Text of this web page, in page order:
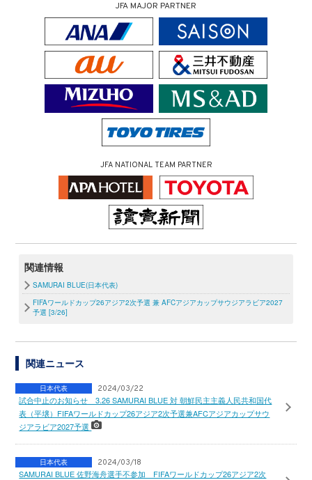
JFA MAJOR PARTNER
JFA NATIONAL TEAM PARTNER
関連情報
SAMURAI BLUE(日本代表)
FIFAワールドカップ26アジア2次予選 兼 AFCアジアカップサウジアラビア2027
予選 [3/26]
関連ニュース
日本代表 2024/03/22
試合中止のお知らせ 3.26 SAMURAI BLUE 対 朝鮮民主主義人民共和国代
表（平壌）FIFAワールドカップ26アジア2次予選兼AFCアジアカップサウ
ジアラビア2027予選
日本代表 2024/03/18
SAMURAI BLUE 佐野海舟選手不参加 FIFAワールドカップ26アジア2次